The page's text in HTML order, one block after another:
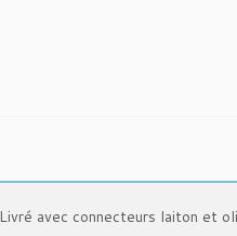
Livré avec connecteurs laiton et